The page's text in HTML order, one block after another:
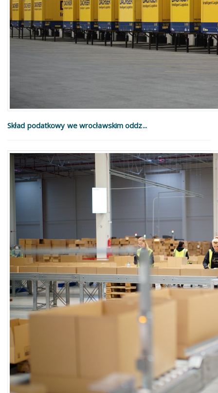
Skład podatkowy we wrocławskim oddz...